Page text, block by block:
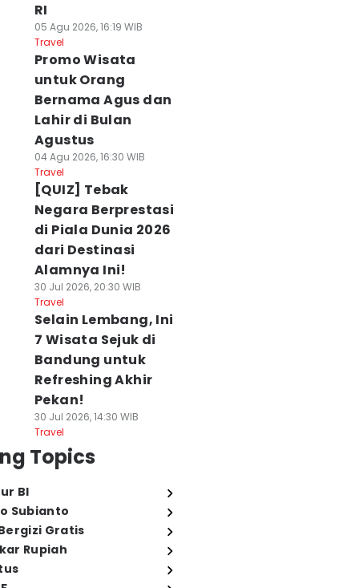
RI
05 Agu 2026, 16:19 WIB
Travel
Promo Wisata
untuk Orang
Bernama Agus dan
Lahir di Bulan
Agustus
04 Agu 2026, 16:30 WIB
Travel
[QUIZ] Tebak
Negara Berprestasi
di Piala Dunia 2026
dari Destinasi
Alamnya Ini!
30 Jul 2026, 20:30 WIB
Travel
Selain Lembang, Ini
7 Wisata Sejuk di
Bandung untuk
Refreshing Akhir
Pekan!
30 Jul 2026, 14:30 WIB
Travel
Topics
BI
Subianto
Gratis
Rupiah